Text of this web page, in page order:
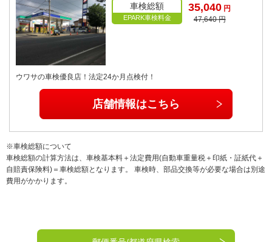
車検総額
EPARK車検料金
35,040 円
47,640 円
ウワサの車検優良店！法定24か月点検付！
店舗情報はこちら
※車検総額について
車検総額の計算方法は、車検基本料＋法定費用(自動車重量税＋印紙・証紙代＋
自賠責保険料)＝車検総額となります。 車検時、部品交換等が必要な場合は別途
費用がかかります。